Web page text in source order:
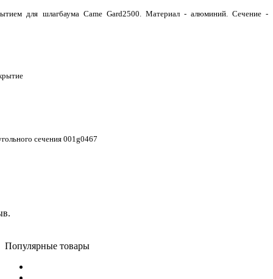
для шлагбаума Came Gard2500. Материал - алюминий. Сечение -
сечения 001g0467
Популярные товары